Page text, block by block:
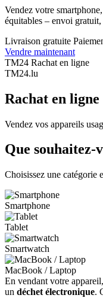
Vendez votre
équitables – envoi
Livraison gratuite
Vendre maintenant
TM24 Rachat en ligne
TM24.lu
Rachat en ligne
Vendez vos appareils
Que souhaitez-
Choisissez une catégorie
Smartphone
Tablet
Smartwatch
MacBook / Laptop
En vendant votre
un déchet électronique.